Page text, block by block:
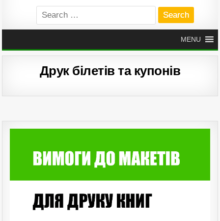
Search
for:
MENU
Друк білетів та купонів